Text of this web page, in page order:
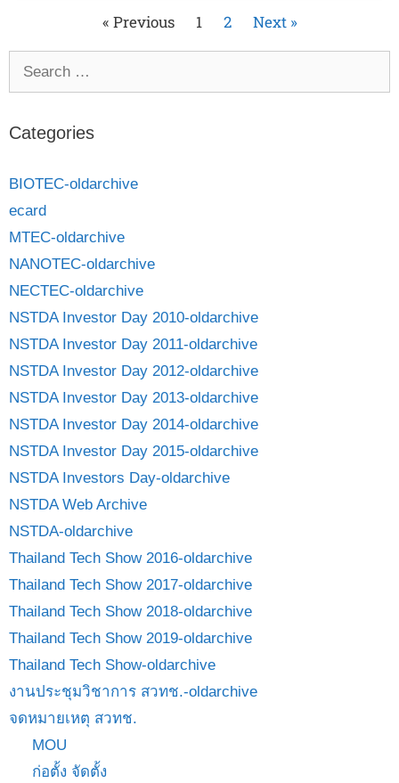
« Previous 1 2 Next »
Categories
BIOTEC-oldarchive
ecard
MTEC-oldarchive
NANOTEC-oldarchive
NECTEC-oldarchive
NSTDA Investor Day 2010-oldarchive
NSTDA Investor Day 2011-oldarchive
NSTDA Investor Day 2012-oldarchive
NSTDA Investor Day 2013-oldarchive
NSTDA Investor Day 2014-oldarchive
NSTDA Investor Day 2015-oldarchive
NSTDA Investors Day-oldarchive
NSTDA Web Archive
NSTDA-oldarchive
Thailand Tech Show 2016-oldarchive
Thailand Tech Show 2017-oldarchive
Thailand Tech Show 2018-oldarchive
Thailand Tech Show 2019-oldarchive
Thailand Tech Show-oldarchive
งานประชุมวิชาการ สวทช.-oldarchive
จดหมายเหตุ สวทช.
MOU
ก่อตั้ง จัดตั้ง